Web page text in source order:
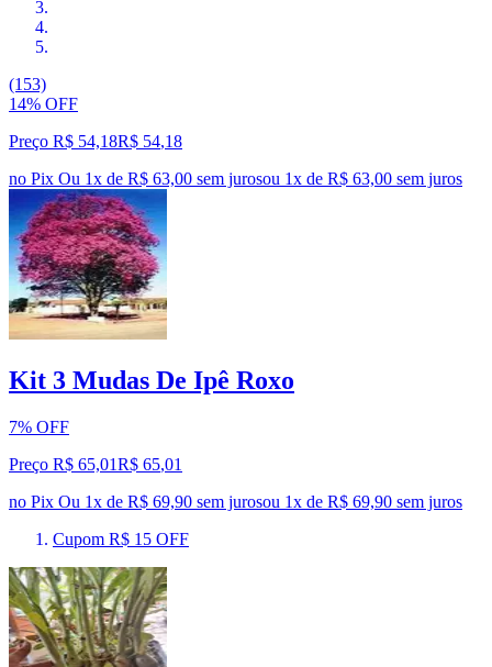
(153)
14% OFF
Preço R$ 54,18R$ 54,18
no Pix Ou 1x de R$ 63,00 sem jurosou 1x de R$ 63,00 sem juros
Kit 3 Mudas De Ipê Roxo
7% OFF
Preço R$ 65,01R$ 65,01
no Pix Ou 1x de R$ 69,90 sem jurosou 1x de R$ 69,90 sem juros
Cupom R$ 15 OFF